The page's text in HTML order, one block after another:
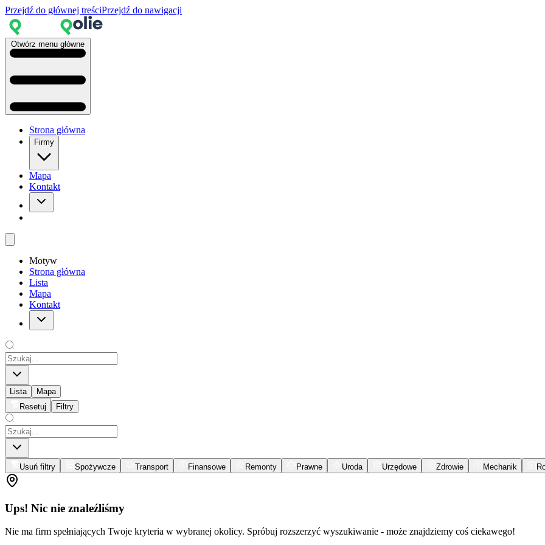
Przejdź do głównej treściPrzejdź do nawigacji
Otwórz menu główne
Strona główna
Firmy
Mapa
Kontakt
Motyw
Strona główna
Lista
Mapa
Kontakt
Lista
Mapa
Resetuj
Filtry
Usuń filtry Spożywcze Transport Finansowe Remonty Prawne Uroda Urzędowe Zdrowie Mechanik
Ups! Nic nie znaleźliśmy
Nie ma firm spełniających Twoje kryteria w wybranej okolicy. Spróbuj rozszerzyć wyszukiwanie - może znajdziemy coś ciekawego!